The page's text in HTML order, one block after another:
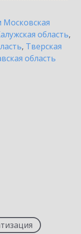
Московская
область,
, Тверская
область